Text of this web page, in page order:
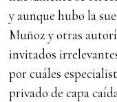
y aunque hubo la
Muñoz y otras
invitados
por cuáles
privado de capa